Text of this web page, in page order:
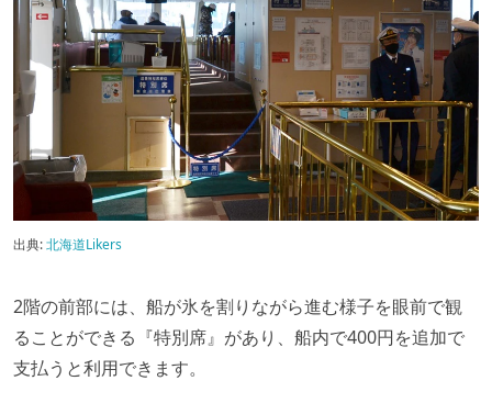
出典:北海道Likers
2階の前部には、船が氷を割りながら進む様子を眼前で観
ることができる『特別席』があり、船内で400円を追加で
支払うと利用できます。